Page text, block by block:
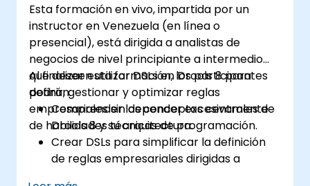
Esta formación en vivo, impartida por un
instructor en Venezuela (en línea o
presencial), está dirigida a analistas de
negocios de nivel principiante a intermedio
que deseen utilizar DSLs en Drools 8 para
definir, gestionar y optimizar reglas
empresariales sin depender excesivamente
de habilidades técnicas de programación.
Al finalizar esta formación, los participantes
podrán:
Comprender los conceptos centrales de
Drools 8 y su arquitectura.
Crear DSLs para simplificar la definición
de reglas empresariales dirigidas a